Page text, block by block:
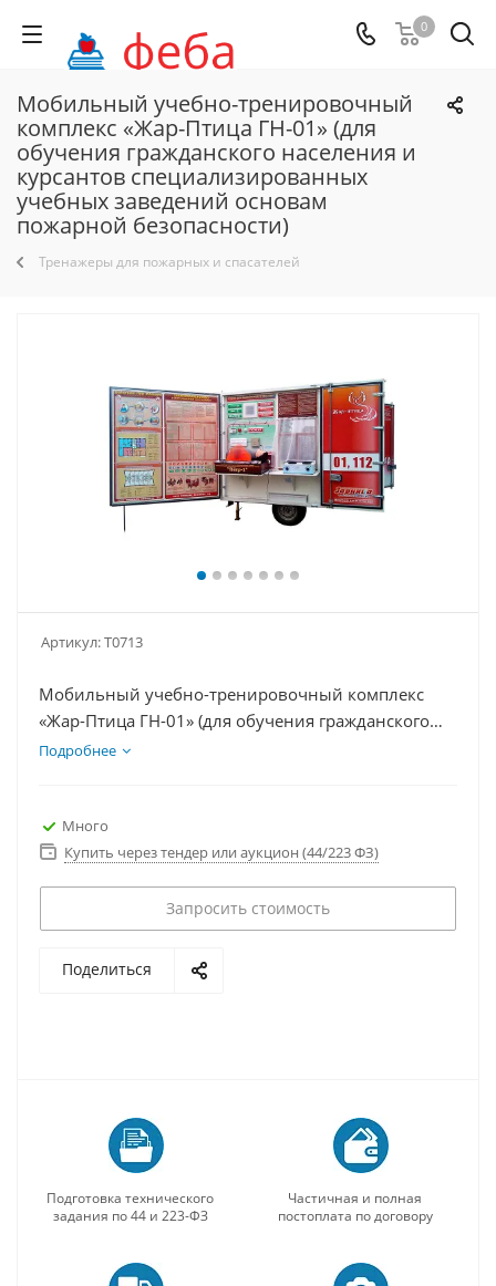
0
Мобильный учебно-тренировочный
комплекс «Жар-Птица ГН-01» (для
обучения гражданского населения и
курсантов специализированных
учебных заведений основам
пожарной безопасности)
Тренажеры для пожарных и спасателей
Артикул:Т0713
Мобильный учебно-тренировочный комплекс
«Жар-Птица ГН-01» (для обучения гражданского
населения и курсантов специализированных
Подробнее
Много
Купить через тендер или аукцион (44/223 ФЗ)
Запросить стоимость
Поделиться
Подготовка технического
задания по 44 и 223-ФЗ
Частичная и полная
постоплата по договору